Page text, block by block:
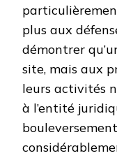
plus aux
démontrer
site, mais aux
leurs activités
à l’entité